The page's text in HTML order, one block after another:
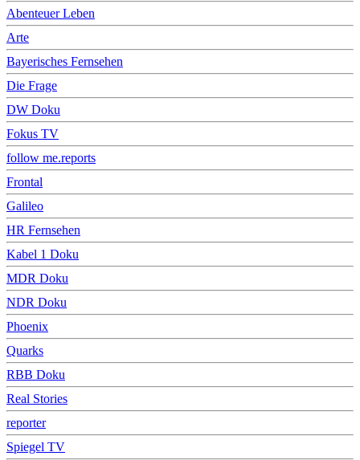
Abenteuer Leben
Arte
Bayerisches Fernsehen
Die Frage
DW Doku
Fokus TV
follow me.reports
Frontal
Galileo
HR Fernsehen
Kabel 1 Doku
MDR Doku
NDR Doku
Phoenix
Quarks
RBB Doku
Real Stories
reporter
Spiegel TV